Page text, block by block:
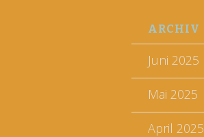
ARCHIV
Juni 2025
Mai 2025
April 2025